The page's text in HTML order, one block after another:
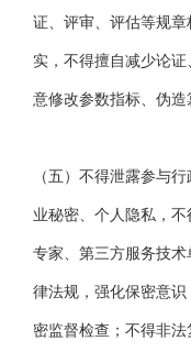
证、评审、评估等规
实，不得擅自减少论
意修改参数指标、伪造
（五）不得泄露参与
业秘密、个人隐私，
专家、第三方服务技
律法规，强化保密意
密监督检查；不得非